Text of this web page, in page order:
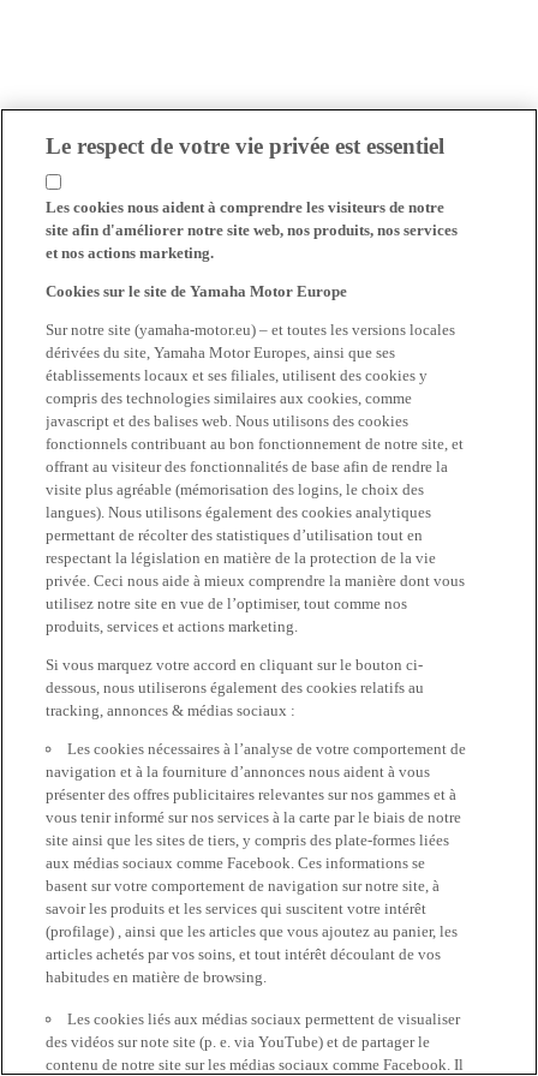
Le respect de votre vie privée est essentiel
Les cookies nous aident à comprendre les visiteurs de notre
site afin d'améliorer notre site web, nos produits, nos services
et nos actions marketing.
Cookies sur le site de Yamaha Motor Europe
Sur notre site (yamaha-motor.eu) – et toutes les versions locales
dérivées du site, Yamaha Motor Europes, ainsi que ses
établissements locaux et ses filiales, utilisent des cookies y
compris des technologies similaires aux cookies, comme
javascript et des balises web. Nous utilisons des cookies
fonctionnels contribuant au bon fonctionnement de notre site, et
offrant au visiteur des fonctionnalités de base afin de rendre la
visite plus agréable (mémorisation des logins, le choix des
langues). Nous utilisons également des cookies analytiques
permettant de récolter des statistiques d’utilisation tout en
respectant la législation en matière de la protection de la vie
privée. Ceci nous aide à mieux comprendre la manière dont vous
utilisez notre site en vue de l’optimiser, tout comme nos
produits, services et actions marketing.
Si vous marquez votre accord en cliquant sur le bouton ci-
dessous, nous utiliserons également des cookies relatifs au
tracking, annonces & médias sociaux :
Les cookies nécessaires à l’analyse de votre comportement de
navigation et à la fourniture d’annonces nous aident à vous
présenter des offres publicitaires relevantes sur nos gammes et à
vous tenir informé sur nos services à la carte par le biais de notre
site ainsi que les sites de tiers, y compris des plate-formes liées
aux médias sociaux comme Facebook. Ces informations se
basent sur votre comportement de navigation sur notre site, à
savoir les produits et les services qui suscitent votre intérêt
(profilage) , ainsi que les articles que vous ajoutez au panier, les
articles achetés par vos soins, et tout intérêt découlant de vos
habitudes en matière de browsing.
Les cookies liés aux médias sociaux permettent de visualiser
des vidéos sur note site (p. e. via YouTube) et de partager le
contenu de notre site sur les médias sociaux comme Facebook. Il